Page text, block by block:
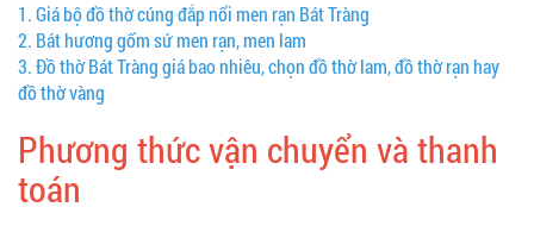
1.Giá bộ đồ thờ cúng đắp nổi men rạn Bát Tràng
2. Bát hương gốm sứ men rạn, men lam
3.Đồ thờ Bát Tràng giá bao nhiêu, chọn đồ thờ lam, đồ thờ rạn hay
đồ thờ vàng
Phương thức vận chuyển và thanh
toán